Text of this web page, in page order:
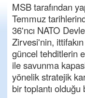
MSB tarafından
Temmuz
36'ncı NATO
Zirvesi'nin,
güncel tehditlerin
ile savunma
yönelik stratejik
bir toplantı olduğu